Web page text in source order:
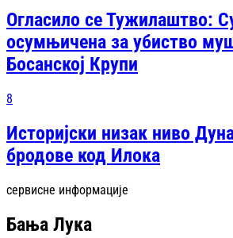
Огласило се Тужилаштво:
осумњичена за убиство
Босанској Крупи
8
Историјски низак ниво
бродове код Илока
сервисне информације
Бања Лука